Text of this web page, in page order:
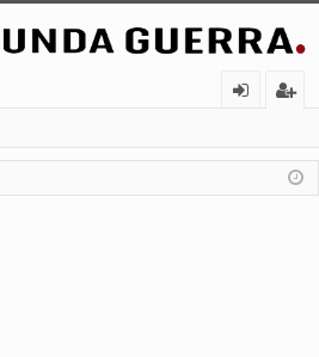
nt
ifi
ist
ra